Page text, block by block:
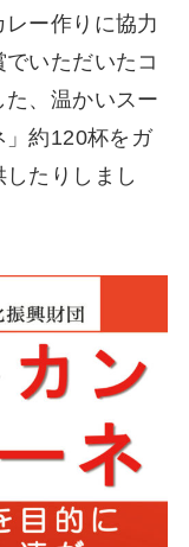
ー作りに協力
いただいたコ
、温かいスー
」約120杯をガ
たりしまし